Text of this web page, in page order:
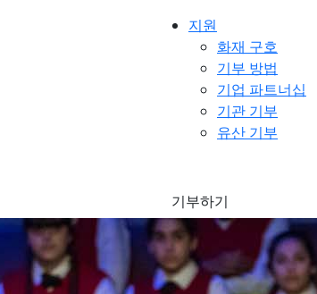
지원
화재 구호
기부 방법
기업 파트너십
기관 기부
유산 기부
기부하기